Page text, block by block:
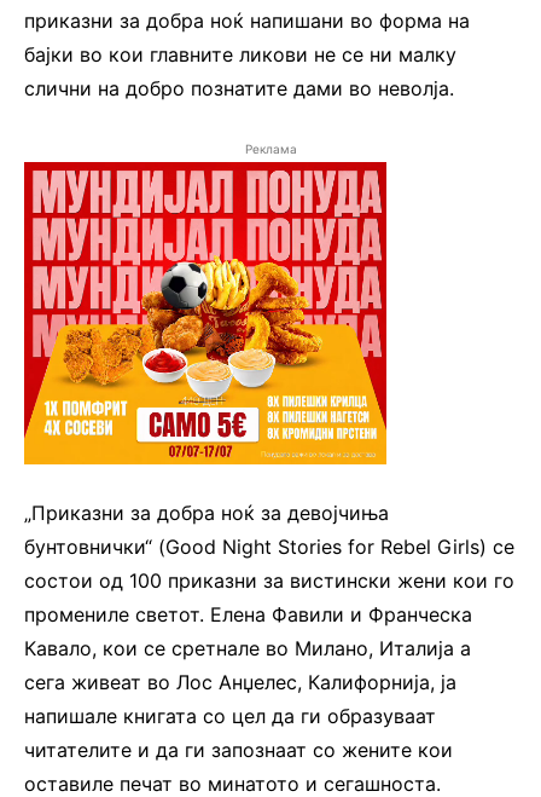
приказни за добра ноќ напишани во форма на
бајки во кои главните ликови не се ни малку
слични на добро познатите дами во неволја.
Реклама
„Приказни за добра ноќ за девојчиња
бунтовнички“ (Good Night Stories for Rebel Girls) се
состои од 100 приказни за вистински жени кои го
промениле светот. Елена Фавили и Франческа
Кавало, кои се сретнале во Милано, Италија а
сега живеат во Лос Анџелес, Калифорнија, ја
напишале книгата со цел да ги образуваат
читателите и да ги запознаат со жените кои
оставиле печат во минатото и сегашноста.